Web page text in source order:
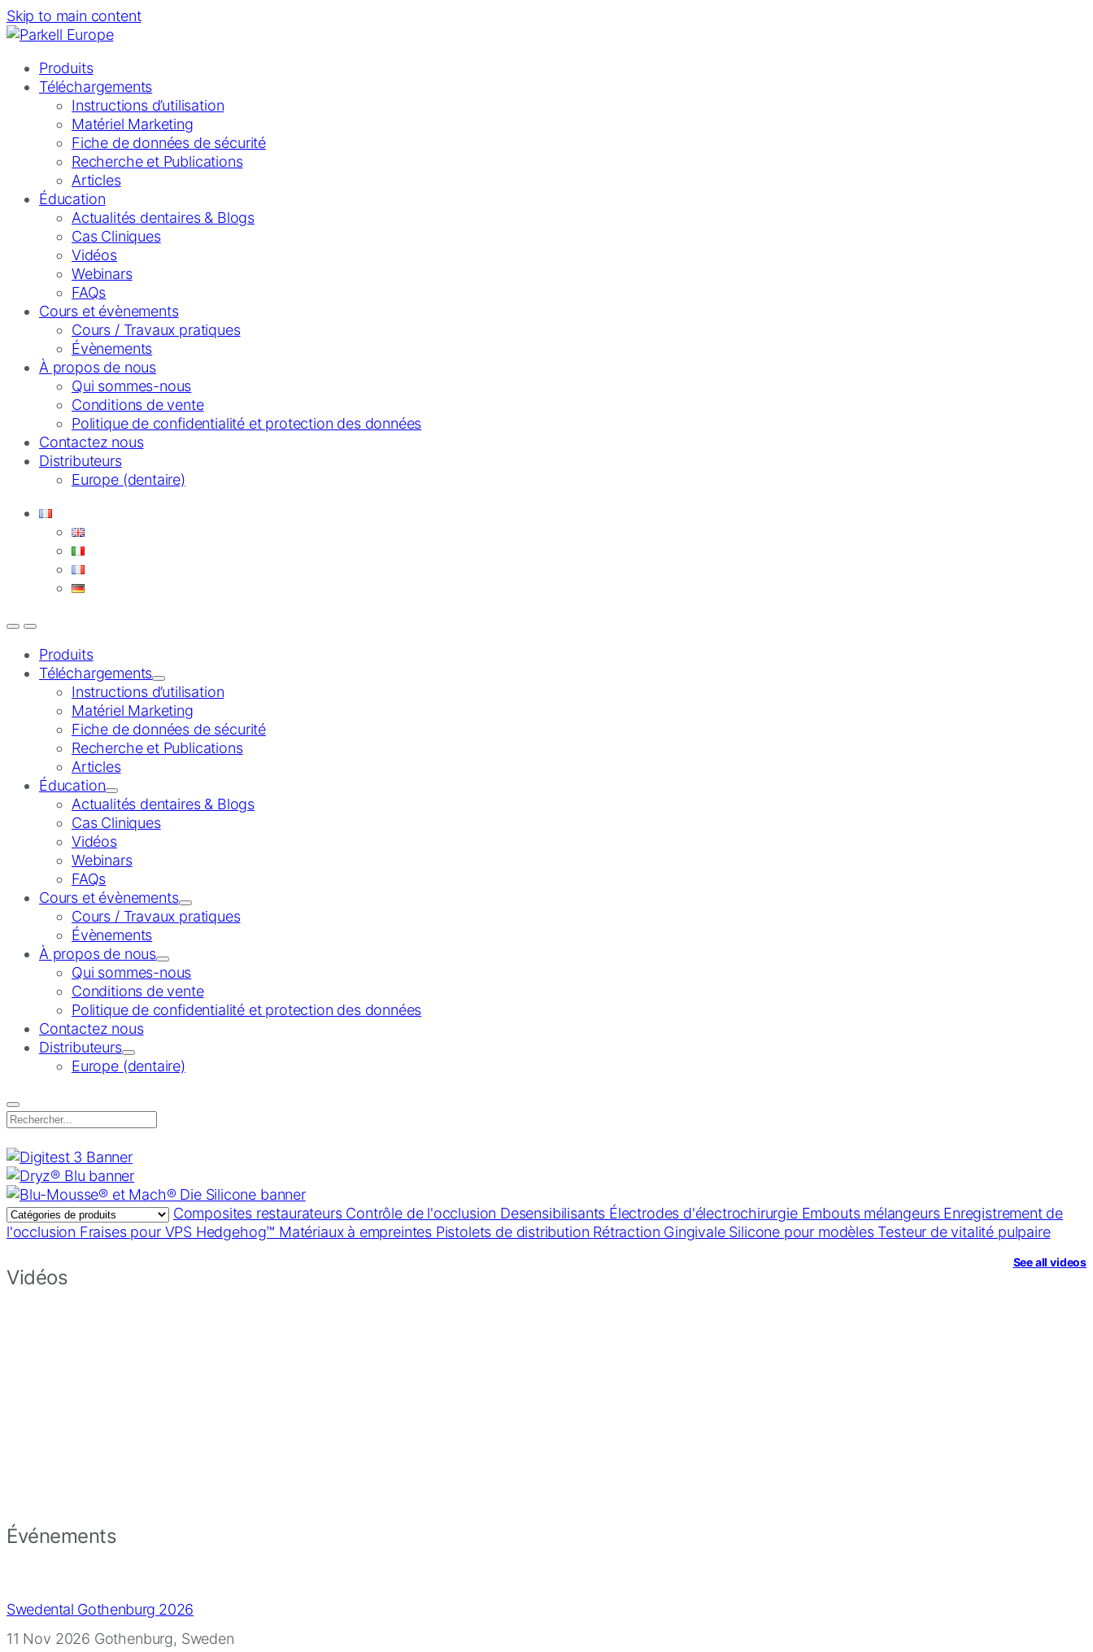
Skip to main content
Produits
Téléchargements
Instructions d’utilisation
Matériel Marketing
Fiche de données de sécurité
Recherche et Publications
Articles
Éducation
Actualités dentaires & Blogs
Cas Cliniques
Vidéos
Webinars
FAQs
Cours et évènements
Cours / Travaux pratiques
Évènements
À propos de nous
Qui sommes-nous
Conditions de vente
Politique de confidentialité et protection des données
Contactez nous
Distributeurs
Europe (dentaire)
Produits
Téléchargements
Instructions d’utilisation
Matériel Marketing
Fiche de données de sécurité
Recherche et Publications
Articles
Éducation
Actualités dentaires & Blogs
Cas Cliniques
Vidéos
Webinars
FAQs
Cours et évènements
Cours / Travaux pratiques
Évènements
À propos de nous
Qui sommes-nous
Conditions de vente
Politique de confidentialité et protection des données
Contactez nous
Distributeurs
Europe (dentaire)
Search
Parkell
Europe
Composites restaurateurs Contrôle de l'occlusion Desensibilisants Électrodes d'électrochirurgie Embouts mélangeurs Enregistrement de
l'occlusion Fraises pour VPS Hedgehog™ Matériaux à empreintes Pistolets de distribution Rétraction Gingivale Silicone pour modèles Testeur de vitalité pulpaire
Vidéos
See all videos
Événements
Swedental Gothenburg 2026
11 Nov 2026 Gothenburg, Sweden